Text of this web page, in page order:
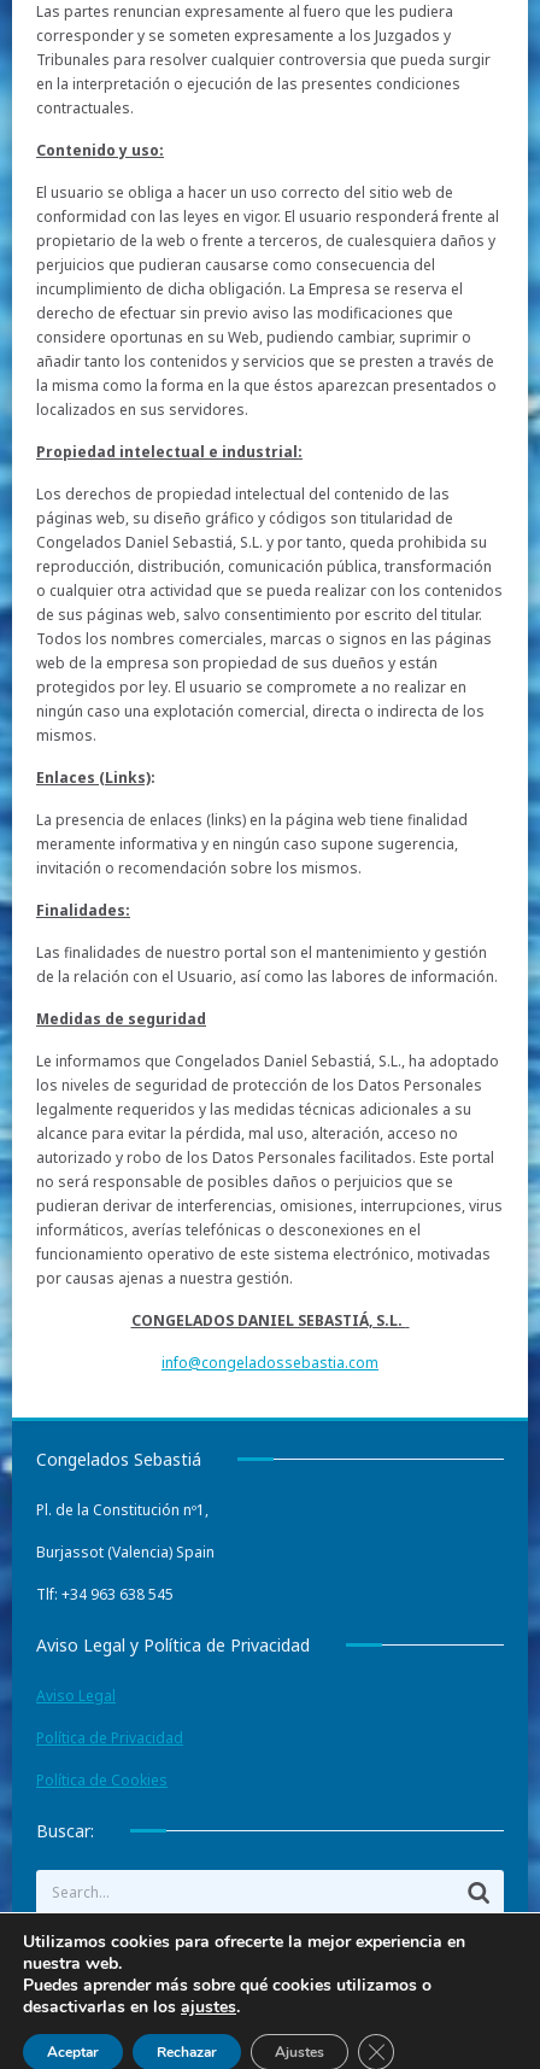
Las partes renuncian expresamente al fuero que les pudiera
corresponder y se someten expresamente a los Juzgados y
Tribunales para resolver cualquier controversia que pueda surgir
en la interpretación o ejecución de las presentes condiciones
contractuales.
Contenido y uso:
El usuario se obliga a hacer un uso correcto del sitio web de
conformidad con las leyes en vigor. El usuario responderá frente al
propietario de la web o frente a terceros, de cualesquiera daños y
perjuicios que pudieran causarse como consecuencia del
incumplimiento de dicha obligación. La Empresa se reserva el
derecho de efectuar sin previo aviso las modificaciones que
considere oportunas en su Web, pudiendo cambiar, suprimir o
añadir tanto los contenidos y servicios que se presten a través de
la misma como la forma en la que éstos aparezcan presentados o
localizados en sus servidores.
Propiedad intelectual e industrial:
Los derechos de propiedad intelectual del contenido de las
páginas web, su diseño gráfico y códigos son titularidad de
Congelados Daniel Sebastiá, S.L. y por tanto, queda prohibida su
reproducción, distribución, comunicación pública, transformación
o cualquier otra actividad que se pueda realizar con los contenidos
de sus páginas web, salvo consentimiento por escrito del titular.
Todos los nombres comerciales, marcas o signos en las páginas
web de la empresa son propiedad de sus dueños y están
protegidos por ley. El usuario se compromete a no realizar en
ningún caso una explotación comercial, directa o indirecta de los
mismos.
Enlaces (Links):
La presencia de enlaces (links) en la página web tiene finalidad
meramente informativa y en ningún caso supone sugerencia,
invitación o recomendación sobre los mismos.
Finalidades:
Las finalidades de nuestro portal son el mantenimiento y gestión
de la relación con el Usuario, así como las labores de información.
Medidas de seguridad
Le informamos que Congelados Daniel Sebastiá, S.L., ha adoptado
los niveles de seguridad de protección de los Datos Personales
legalmente requeridos y las medidas técnicas adicionales a su
alcance para evitar la pérdida, mal uso, alteración, acceso no
autorizado y robo de los Datos Personales facilitados. Este portal
no será responsable de posibles daños o perjuicios que se
pudieran derivar de interferencias, omisiones, interrupciones, virus
informáticos, averías telefónicas o desconexiones en el
funcionamiento operativo de este sistema electrónico, motivadas
por causas ajenas a nuestra gestión.
CONGELADOS DANIEL SEBASTIÁ, S.L.
info@congeladossebastia.com
Congelados Sebastiá
Pl. de la Constitución nº1,
Burjassot (Valencia) Spain
Tlf: +34 963 638 545
Aviso Legal y Política de Privacidad
Aviso Legal
Política de Privacidad
Política de Cookies
Buscar:
Diseño y Programación www.laicreativa.com
Utilizamos cookies para ofrecerte la mejor experiencia en
nuestra web.
Puedes aprender más sobre qué cookies utilizamos o
desactivarlas en los ajustes.
Aceptar Rechazar Ajustes Cerrar el banner de